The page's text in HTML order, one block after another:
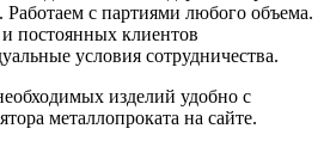
Работаем с партиями любого объема.
постоянных клиентов
условия сотрудничества.
изделий удобно с
металлопроката на сайте.